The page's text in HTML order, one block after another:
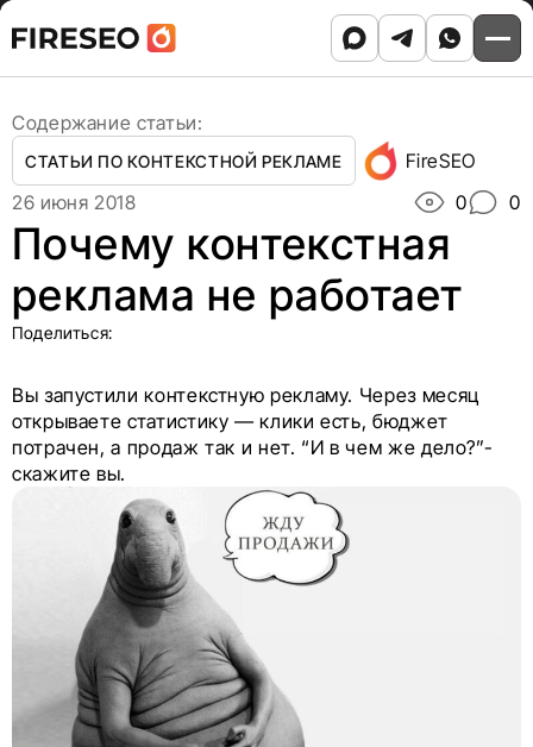
Skip
toСсылки
хлебных
Ссылки
хлебных
Почему контекстная реклама не работает
Содержание статьи:
СТАТЬИ ПО КОНТЕКСТНОЙ РЕКЛАМЕ
FireSEO
26 июня 2018
0 0
Почему контекстная
реклама не работает
Поделиться:
Вы запустили контекстную рекламу. Через месяц
открываете статистику — клики есть, бюджет
потрачен, а продаж так и нет. “И в чем же дело?”-
скажите вы.